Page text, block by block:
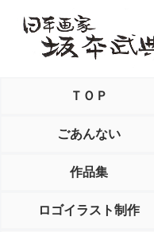
ＴＯＰ
ごあんない
作品集
ロゴイラスト制作